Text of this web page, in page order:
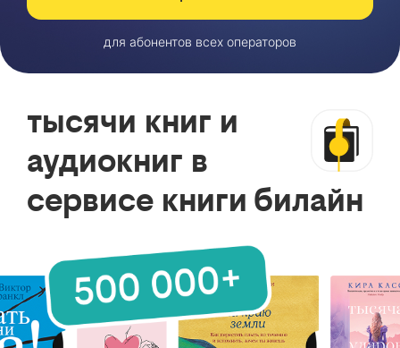
для абонентов всех операторов
тысячи книг и
аудиокниг в
сервисе книги билайн